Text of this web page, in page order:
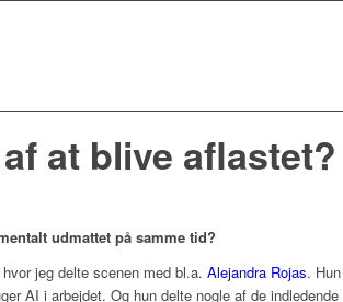
at blive aflastet?
udmattet på samme tid?
hvor jeg delte scenen med bl.a. Alejandra Rojas. Hun
AI i arbejdet. Og hun delte nogle af de indledende